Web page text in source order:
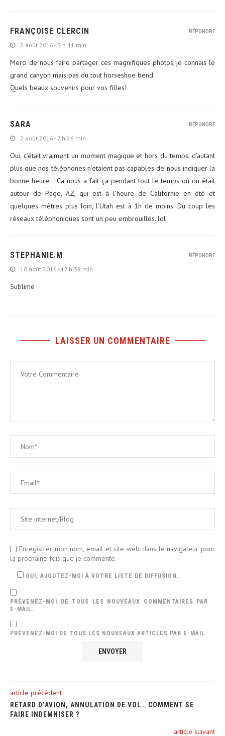
FRANÇOISE CLERCIN
2 août 2016 - 3 h 41 min
Merci de nous faire partager ces magnifiques photos, je connais le
grand canyon mais pas du tout horseshoe bend.
Quels beaux souvenirs pour vos filles!
RÉPONDRE
SARA
2 août 2016 - 7 h 26 min
Oui, c’était vraiment un moment magique et hors du temps, d’autant
plus que nos téléphones n’étaient pas capables de nous indiquer la
bonne heure… Ca nous a fait ça pendant tout le temps où on était
autour de Page, AZ, qui est à l’heure de Californie en été et
quelques mètres plus loin, l’Utah est à 1h de moins. Du coup les
réseaux téléphoniques sont un peu embrouillés. lol
RÉPONDRE
STEPHANIE.M
10 août 2016 - 17 h 39 min
Sublime
RÉPONDRE
LAISSER UN COMMENTAIRE
Enregistrer mon nom, email et site web dans le navigateur pour
la prochaine fois que je commente.
OUI, AJOUTEZ-MOI À VOTRE LISTE DE DIFFUSION.
PRÉVENEZ-MOI DE TOUS LES NOUVEAUX COMMENTAIRES PAR
E-MAIL.
PRÉVENEZ-MOI DE TOUS LES NOUVEAUX ARTICLES PAR E-MAIL.
article précédent
RETARD D’AVION, ANNULATION DE VOL… COMMENT SE
FAIRE INDEMNISER ?
article suivant